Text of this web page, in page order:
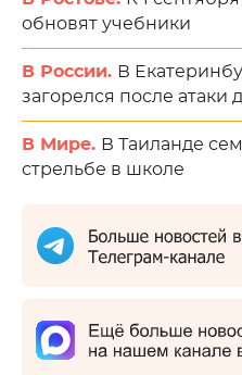
обновят учебники
В России. В
загорелся после атаки
В Мире. В Таиланде
стрельбе в школе